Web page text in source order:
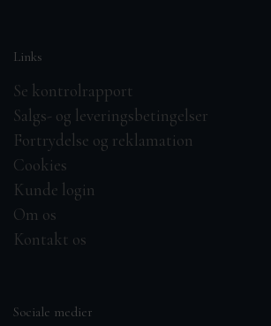
Links
Se kontrolrapport
Salgs- og leveringsbetingelser
Fortrydelse og reklamation
Cookies
Kunde login
Om os
Kontakt os
Sociale medier